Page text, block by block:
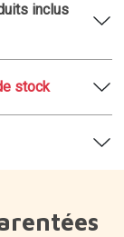
inclus
stock